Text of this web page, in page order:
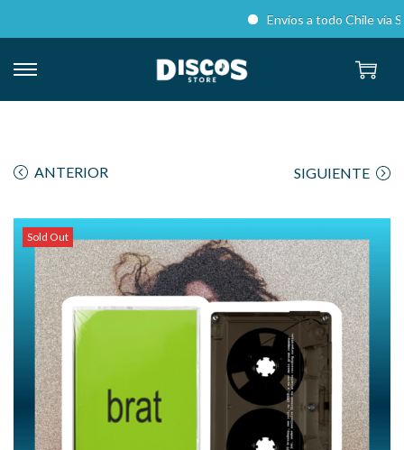
Envíos a todo Chile vía
ANTERIOR SIGUIENTE
Sold Out